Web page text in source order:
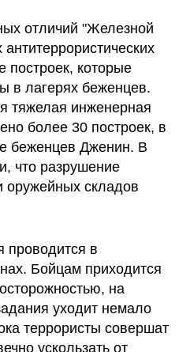
отличий "Железной
построек, которые
в лагерях беженцев.
тяжелая инженерная
более 30 построек, в
беженцев Дженин. В
что разрушение
оружейных складов
проводится в
Бойцам приходится
на
уходит немало
террористы совершат
ускользать от